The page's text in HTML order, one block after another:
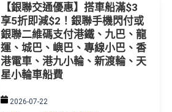
【銀聯交通優惠】搭車船滿$3
享5折即減$2！銀聯手機閃付或
銀聯二維碼支付港鐵、九巴、龍
運、城巴、嶼巴、專線小巴、香
港電車、港九小輪、新渡輪、天
星小輪車船費
2026-07-22